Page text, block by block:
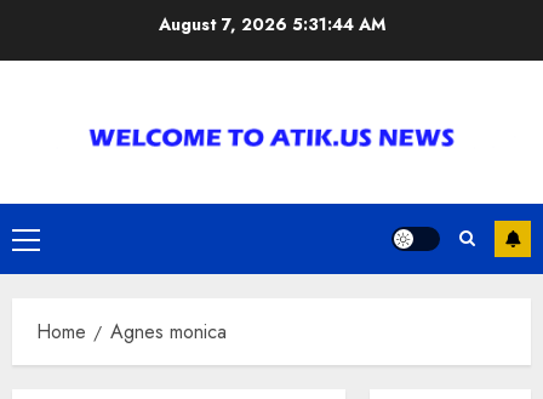
August 7, 2026 5:31:44 AM
Primary
Menu
Home Agnes monica